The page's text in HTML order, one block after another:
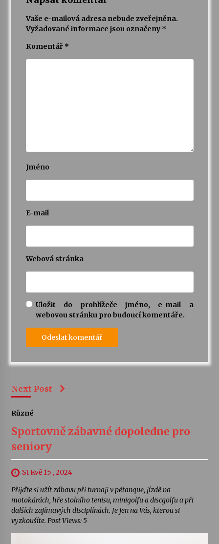
Vaše e-mailová adresa nebude zveřejněna.
Vyžadované informace jsou označeny *
Komentář *
Jméno
E-mail
Webová stránka
Uložit do prohlížeče jméno, e-mail a
webovou stránku pro budoucí komentáře.
Next Post
Různé
Sportovně zábavné dopoledne pro
seniory
St Kvě 15 , 2024
Přijďte si užít zábavu při turnaji v pétanque, jízdě na
motokárách, hře stolního tenisu, minigolfu a discgolfu a při
dalších zajímavých disciplínách. Je jen na Vás, kterou si
vyzkoušíte. Post Views: 5